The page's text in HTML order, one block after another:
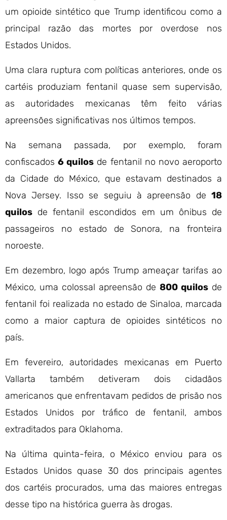
um opioide sintético que Trump identificou como a
principal razão das mortes por overdose nos
Estados Unidos.
Uma clara ruptura com políticas anteriores, onde os
cartéis produziam fentanil quase sem supervisão,
as autoridades mexicanas têm feito várias
apreensões significativas nos últimos tempos.
Na semana passada, por exemplo, foram
confiscados6 quilos de fentanil no novo aeroporto
da Cidade do México, que estavam destinados a
Nova Jersey. Isso se seguiu à apreensão de 18
quilos de fentanil escondidos em um ônibus de
passageiros no estado de Sonora, na fronteira
noroeste.
Em dezembro, logo após Trump ameaçar tarifas ao
México, uma colossal apreensão de 800 quilos de
fentanil foi realizada no estado de Sinaloa, marcada
como a maior captura de opioides sintéticos no
país.
Em fevereiro, autoridades mexicanas em Puerto
Vallarta também detiveram dois cidadãos
americanos que enfrentavam pedidos de prisão nos
Estados Unidos por tráfico de fentanil, ambos
extraditados para Oklahoma.
Na última quinta-feira, o México enviou para os
Estados Unidos quase 30 dos principais agentes
dos cartéis procurados, uma das maiores entregas
desse tipo na histórica guerra às drogas.